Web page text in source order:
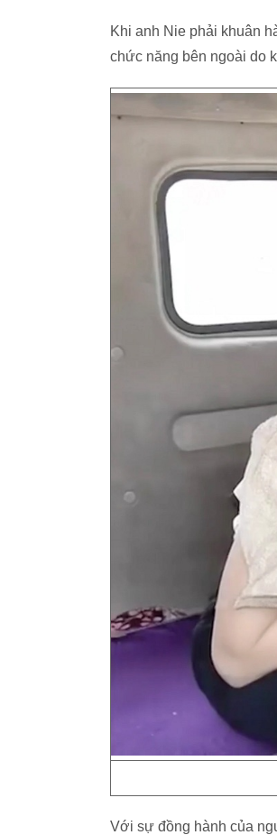
Khi anh Nie phải khuân
chức năng bên ngoài do
Với sự đồng hành của